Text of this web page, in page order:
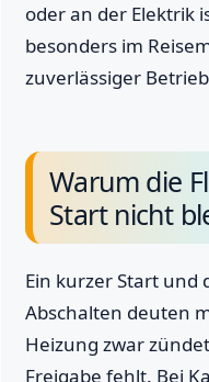
oder an der Elektrik
besonders im
zuverlässiger
Warum die
Start nicht
Ein kurzer Start und
Abschalten deuten
Heizung zwar
Freigabe fehlt. Bei